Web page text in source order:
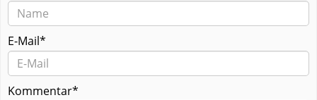
E-Mail*
Kommentar*